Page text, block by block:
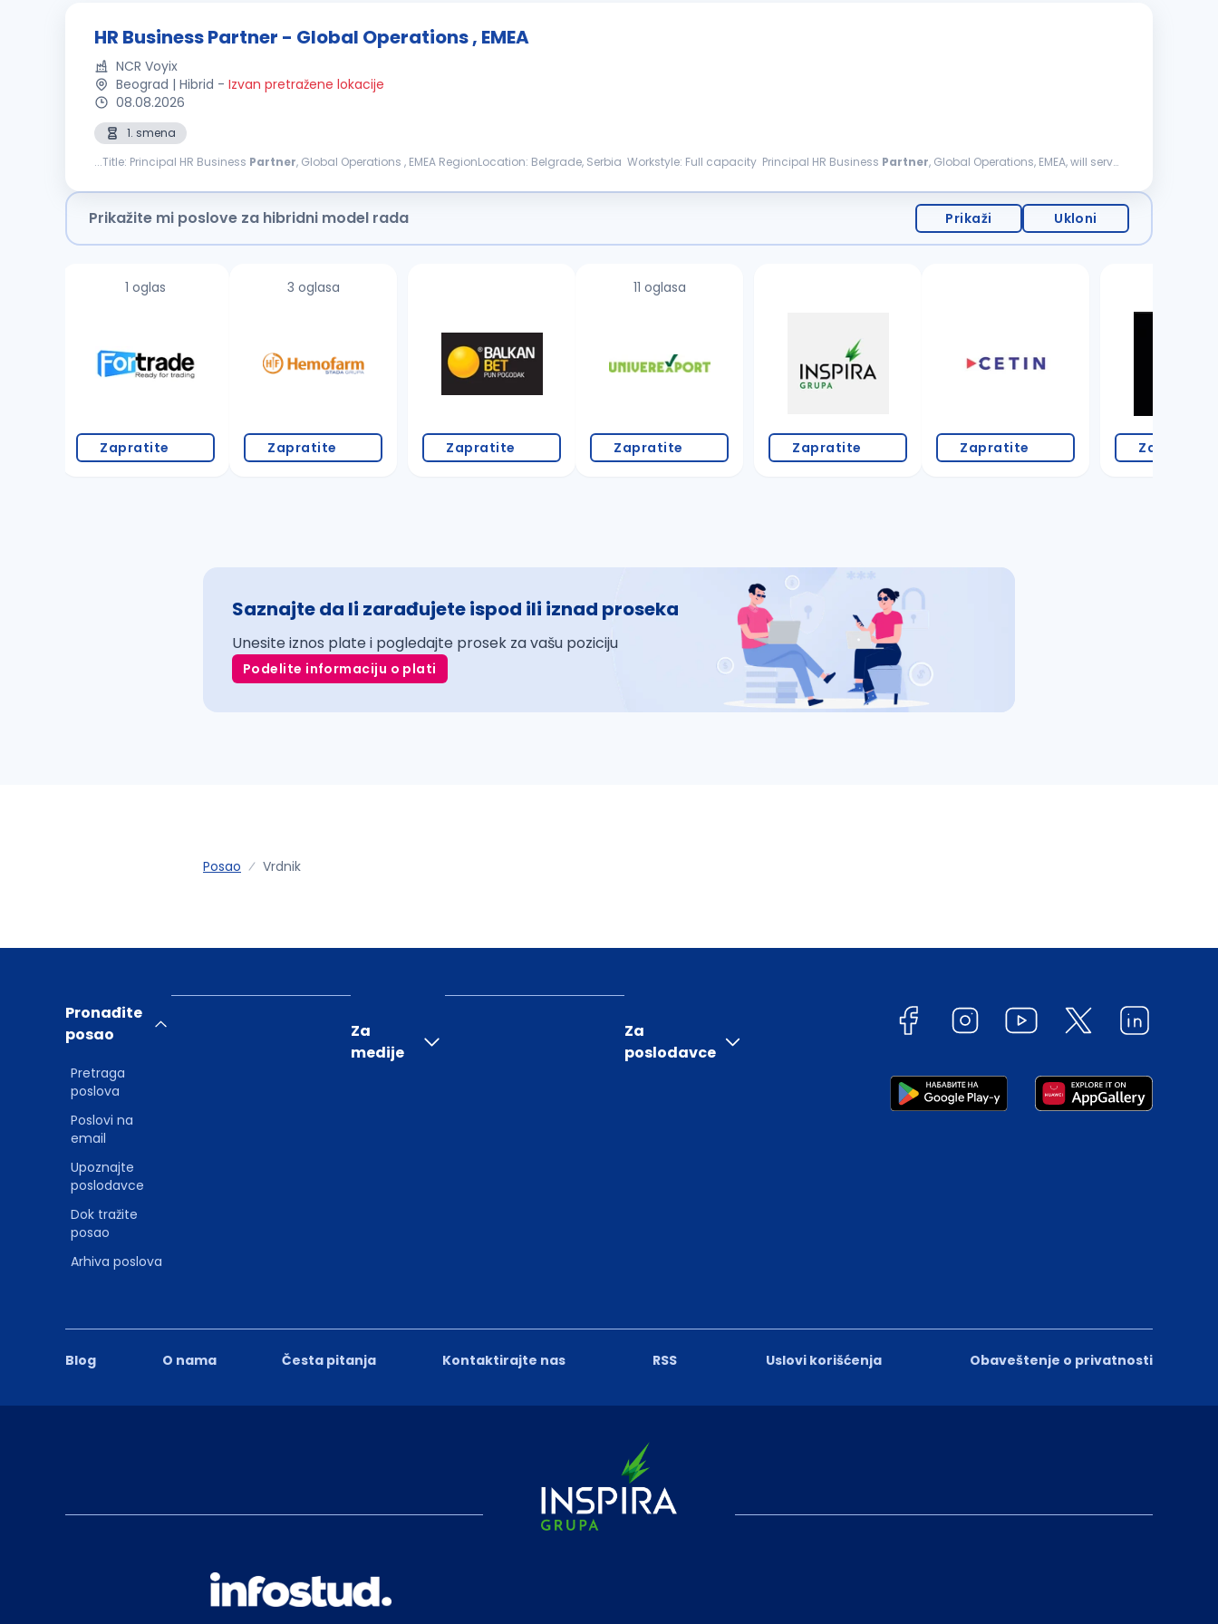
HR Business Partner - Global Operations , EMEA
NCR Voyix
Beograd | Hibrid - Izvan pretražene lokacije
08.08.2026
1. smena
...Title: Principal HR Business Partner, Global Operations , EMEA RegionLocation: Belgrade, Serbia Workstyle: Full capacity Principal HR Business Partner, Global Operations, EMEA, will serve
Prikažite mi poslove za hibridni model rada Prikaži Ukloni
1 oglas
Zapratite
3 oglasa
Zapratite Zapratite
11 oglasa
Zapratite Zapratite Zapratite Zapratite
Saznajte da li zarađujete ispod ili iznad proseka
Unesite iznos plate i pogledajte prosek za vašu poziciju
Podelite informaciju o plati
Posao Vrdnik
Blog O nama Česta pitanja Kontaktirajte nas RSS Uslovi korišćenja Obaveštenje o privatnosti
Pronađite
posao
Pretraga
poslova
Poslovi na
email
Upoznajte
poslodavce
Dok tražite
posao
Arhiva poslova
Za
medije
Za
poslodavce